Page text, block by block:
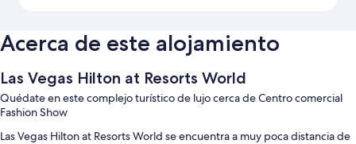
Acerca de este alojamiento
Las Vegas Hilton at Resorts World
Quédate en este complejo turístico de lujo cerca de Centro comercial
Fashion Show
Las Vegas Hilton at Resorts World se encuentra a muy poca distancia de